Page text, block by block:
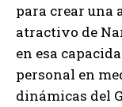
para crear una
atractivo de
en esa
personal en
dinámicas del